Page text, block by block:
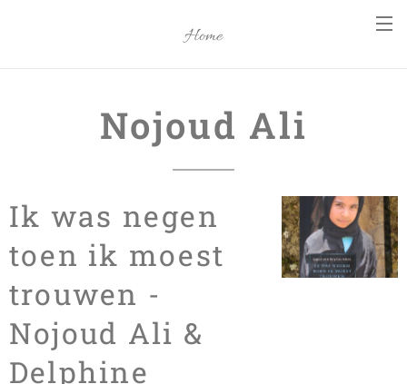
Home
Nojoud Ali
Ik was negen
toen ik moest
trouwen -
Nojoud Ali &
Delphine